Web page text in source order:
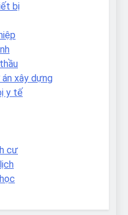
bị
xây dựng
y tế
cư